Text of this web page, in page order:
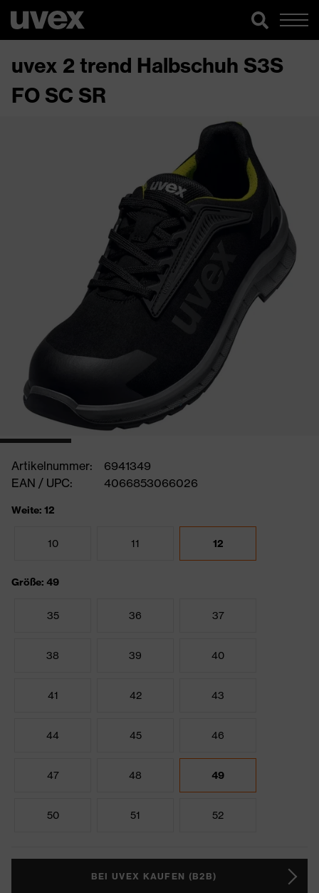
uvex 2 trend Halbschuh S3S
FO SC SR
Artikelnummer:
6941349
EAN / UPC:
4066853066026
Weite: 12
10 11 12
Größe: 49
35 36 37
38 39 40
41 42 43
44 45 46
47 48 49
50 51 52
BEI UVEX KAUFEN (B2B)